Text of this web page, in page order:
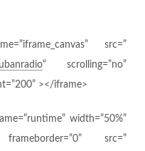
src=”
“ scrolling=”no”
></iframe>
width=”50%”
src=”